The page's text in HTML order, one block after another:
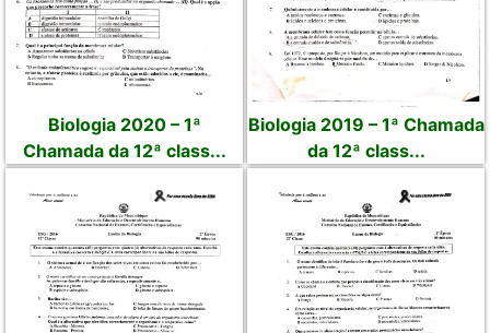
Biologia 2020 – 1ª
Chamada da 12ª class...
Biologia 2019 – 1ª Chamada
da 12ª class...